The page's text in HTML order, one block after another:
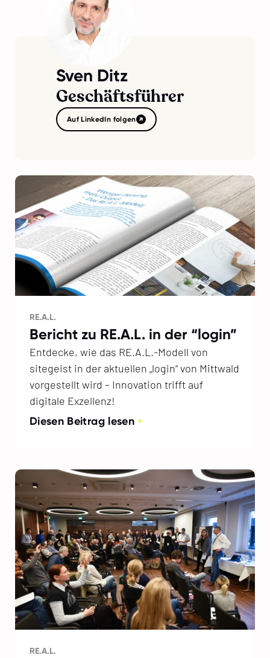
Sven Ditz
Geschäftsführer
Auf LinkedIn folgen
RE.A.L.
RE.A.L.
Bericht zu RE.A.L. in der “login”
Entdecke, wie das RE.A.L.-Modell von
sitegeist in der aktuellen „login“ von Mittwald
vorgestellt wird – Innovation trifft auf
digitale Exzellenz!
Diesen Beitrag lesen